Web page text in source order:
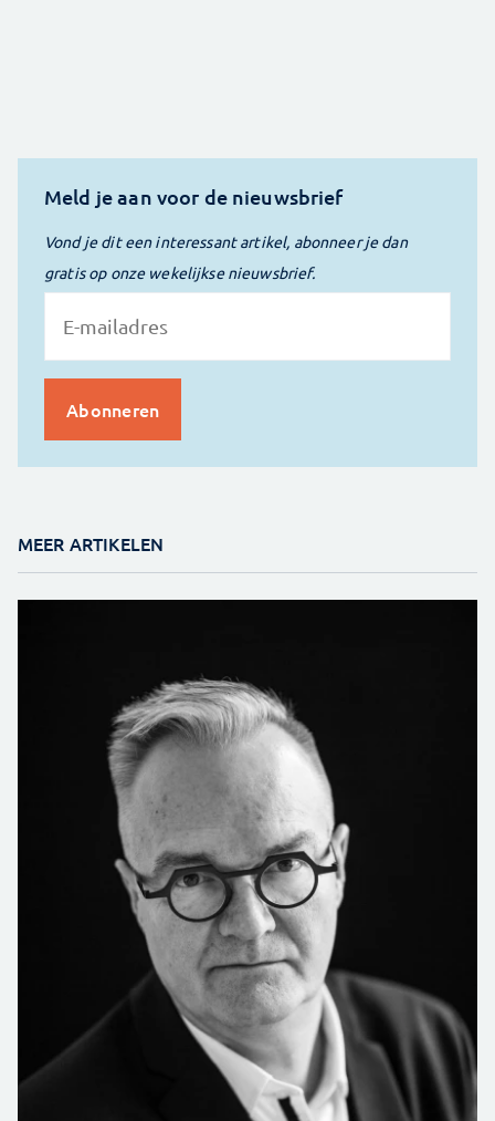
Meld je aan voor de nieuwsbrief
Vond je dit een interessant artikel, abonneer je dan
gratis op onze wekelijkse nieuwsbrief.
MEER ARTIKELEN